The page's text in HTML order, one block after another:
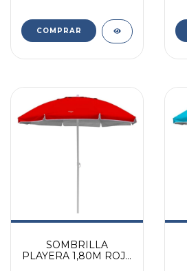
SOMBRILLA
PLAYERA 1,80M ROJA